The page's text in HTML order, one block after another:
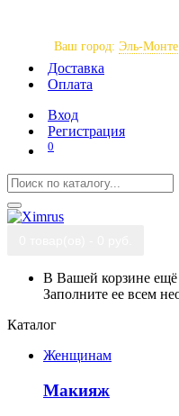
Ваш город: Эль-Монте
Доставка
Оплата
Вход
Регистрация
0
В Вашей корзине ещё
Заполните ее всем
Каталог
Женщинам
Макияж